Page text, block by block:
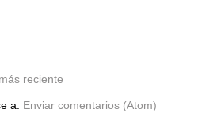
reciente
a: Enviar comentarios (Atom)